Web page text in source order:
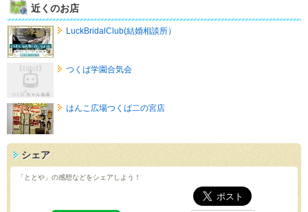
近くのお店
LuckBridalClub(結婚相談所）
つくば学園合気会
はんこ広場つくば二の宮店
シェア
「ととや」の感想などをシェアしよう！